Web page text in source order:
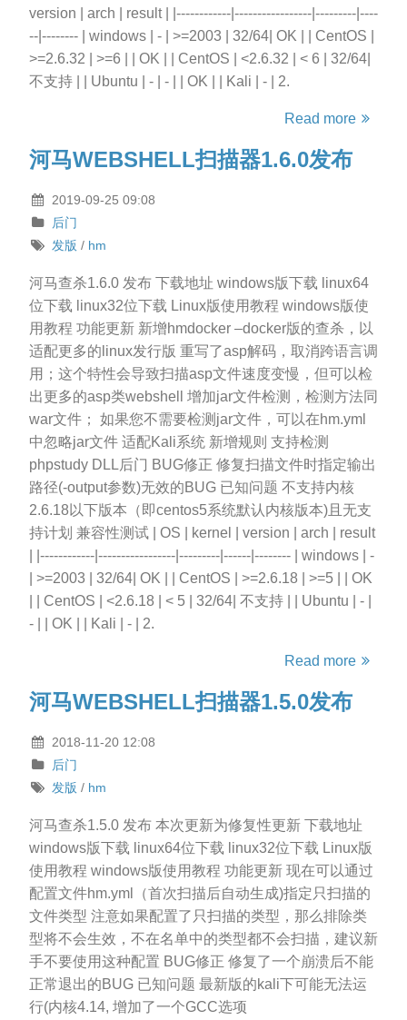
version | arch | result | |------------|-----------------|---------|----
--|-------- | windows | - | >=2003 | 32/64| OK | | CentOS |
>=2.6.32 | >=6 | | OK | | CentOS | <2.6.32 | < 6 | 32/64|
不支持 | | Ubuntu | - | - | | OK | | Kali | - | 2.
Read more
河马WEBSHELL扫描器1.6.0发布
2019-09-25 09:08
后门
发版 / hm
河马查杀1.6.0 发布 下载地址 windows版下载 linux64
位下载 linux32位下载 Linux版使用教程 windows版使
用教程 功能更新 新增hmdocker –docker版的查杀，以
适配更多的linux发行版 重写了asp解码，取消跨语言调
用；这个特性会导致扫描asp文件速度变慢，但可以检
出更多的asp类webshell 增加jar文件检测，检测方法同
war文件； 如果您不需要检测jar文件，可以在hm.yml
中忽略jar文件 适配Kali系统 新增规则 支持检测
phpstudy DLL后门 BUG修正 修复扫描文件时指定输出
路径(-output参数)无效的BUG 已知问题 不支持内核
2.6.18以下版本（即centos5系统默认内核版本)且无支
持计划 兼容性测试 | OS | kernel | version | arch | result
| |------------|-----------------|---------|------|-------- | windows | -
| >=2003 | 32/64| OK | | CentOS | >=2.6.18 | >=5 | | OK
| | CentOS | <2.6.18 | < 5 | 32/64| 不支持 | | Ubuntu | - |
- | | OK | | Kali | - | 2.
Read more
河马WEBSHELL扫描器1.5.0发布
2018-11-20 12:08
后门
发版 / hm
河马查杀1.5.0 发布 本次更新为修复性更新 下载地址
windows版下载 linux64位下载 linux32位下载 Linux版
使用教程 windows版使用教程 功能更新 现在可以通过
配置文件hm.yml（首次扫描后自动生成)指定只扫描的
文件类型 注意如果配置了只扫描的类型，那么排除类
型将不会生效，不在名单中的类型都不会扫描，建议新
手不要使用这种配置 BUG修正 修复了一个崩溃后不能
正常退出的BUG 已知问题 最新版的kali下可能无法运
行(内核4.14, 增加了一个GCC选项